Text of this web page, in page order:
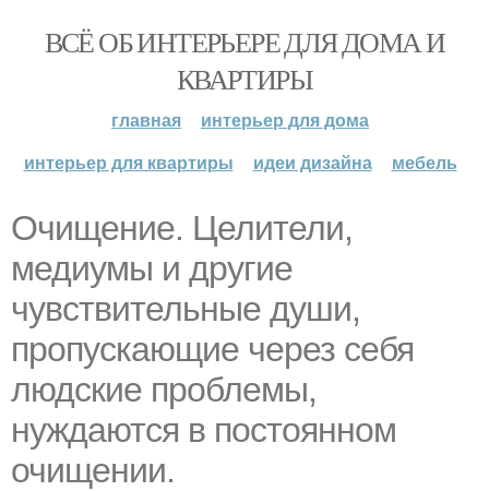
ВСЁ ОБ ИНТЕРЬЕРЕ ДЛЯ ДОМА И
КВАРТИРЫ
главная
интерьер для дома
интерьер для квартиры
идеи дизайна мебель
Очищение. Целители,
медиумы и другие
чувствительные души,
пропускающие через себя
людские проблемы,
нуждаются в постоянном
очищении.